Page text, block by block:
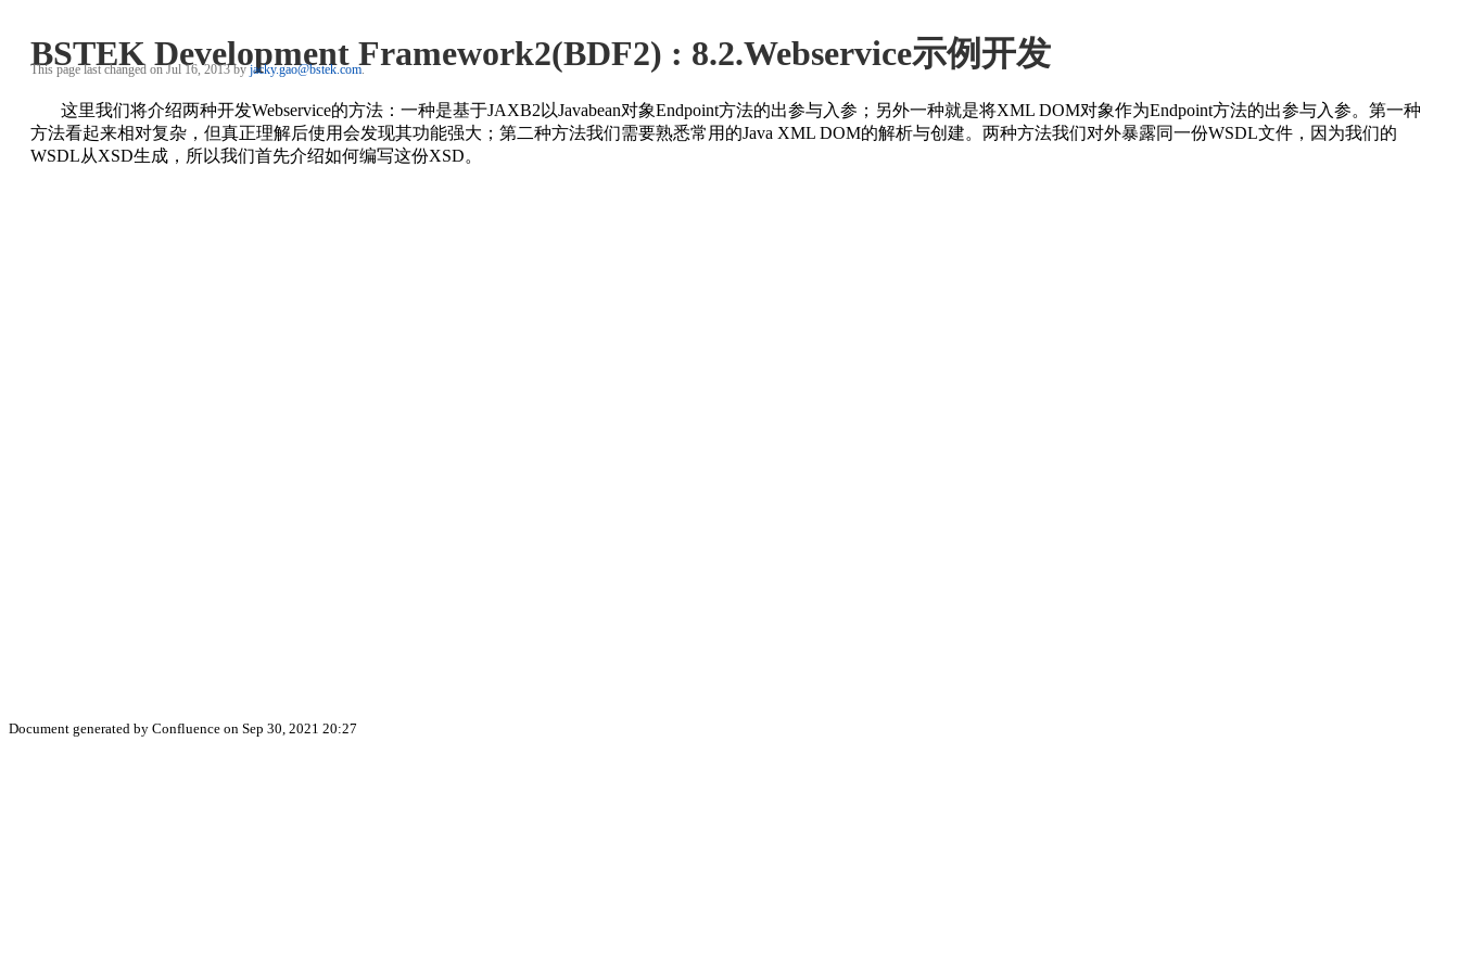
BSTEK Development Framework2(BDF2) : 8.2.Webservice示例开发
This page last changed on Jul 16, 2013 byjacky.gao@bstek.com.
这里我们将介绍两种开发Webservice的方法：一种是基于JAXB2以Javabean对象Endpoint方法的出参与入参；另外一种就是将XML DOM对象作为Endpoint方法的出参与入参。第一种
方法看起来相对复杂，但真正理解后使用会发现其功能强大；第二种方法我们需要熟悉常用的Java XML DOM的解析与创建。两种方法我们对外暴露同一份WSDL文件，因为我们的
WSDL从XSD生成，所以我们首先介绍如何编写这份XSD。
Document generated by Confluence on Sep 30, 2021 20:27